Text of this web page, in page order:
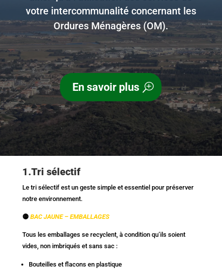
votre intercommunalité concernant les
Ordures Ménagères (OM).
En savoir plus
1.Tri sélectif
Le tri sélectif est un geste simple et essentiel pour préserver
notre environnement.
🟡 BAC JAUNE – EMBALLAGES
Tous les emballages se recyclent, à condition qu’ils soient
vides, non imbriqués et sans sac :
Bouteilles et flacons en plastique